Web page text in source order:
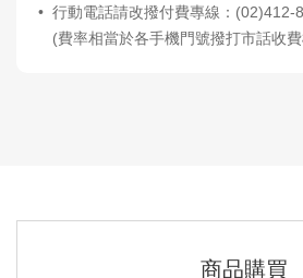
行動電話請改撥付費專線：(02)412-
(費率相當於各手機門號撥打市話收
商品購買